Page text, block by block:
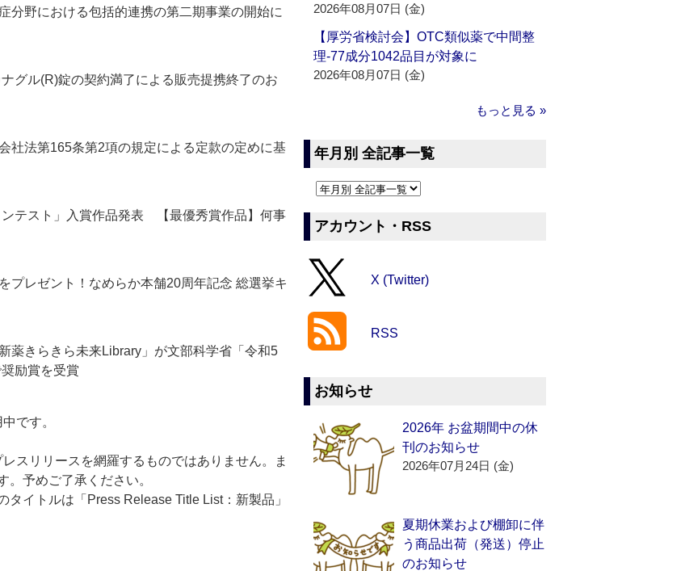
分野における包括的連携の第二期事業の開始に
グル(R)錠の契約満了による販売提携終了のお
社法第165条第2項の規定による定款の定めに基
テスト」入賞作品発表 【最優秀賞作品】何事
プレゼント！なめらか本舗20周年記念 総選挙キ
薬きらきら未来Library」が文部科学省「令和5
励賞を受賞
です。
スリリースを網羅するものではありません。ま
。予めご了承ください。
イトルは「Press Release Title List：新製品」
2026年08月07日 (金)
【厚労省検討会】OTC類似薬で中間整
理‐77成分1042品目が対象に
2026年08月07日 (金)
もっと見る »
年月別 全記事一覧
アカウント・RSS
X (Twitter)
RSS
お知らせ
2026年 お盆期間中の休
刊のお知らせ
2026年07月24日 (金)
夏期休業および棚卸に伴
う商品出荷（発送）停止
のお知らせ